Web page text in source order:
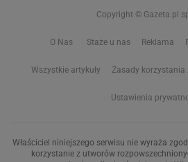
Copyright © Gazeta.pl
O Nas Staże u nas Reklama
Wszystkie artykuły Zasady korzystania
Ustawienia
Właściciel niniejszego serwisu nie wyraża
korzystanie z utworów